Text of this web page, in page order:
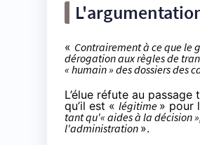
« Contrairement à ce que le
dérogation aux règles de
« humain » des dossiers des
L’élue réfute au
qu’il est « légitime » pour
tant qu'« aides à la décision
l'administration ».